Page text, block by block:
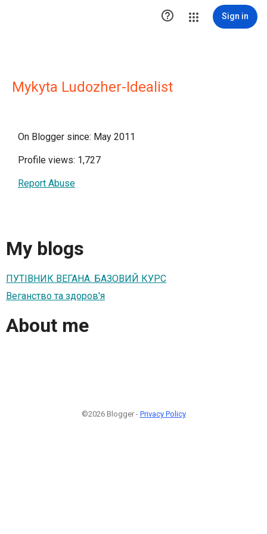
 Sign in
Mykyta Ludozher-Idealist
On Blogger since: May 2011
Profile views: 1,727
Report Abuse
My blogs
ПУТІВНИК ВЕГАНА. БАЗОВИЙ КУРС
Веганство та здоров'я
About me
©2026 Blogger - Privacy Policy